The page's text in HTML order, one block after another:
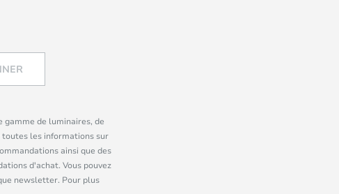
de luminaires, de
les informations sur
ainsi que des
d'achat. Vous pouvez
newsletter. Pour plus